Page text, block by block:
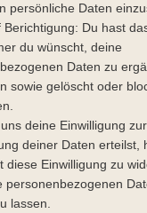
persönliche Daten
Berichtigung: Du hast
du wünscht, deine
Daten zu
sowie gelöscht oder
deine Einwilligung zur
deiner Daten erteilst,
diese Einwilligung zu
personenbezogenen
lassen.